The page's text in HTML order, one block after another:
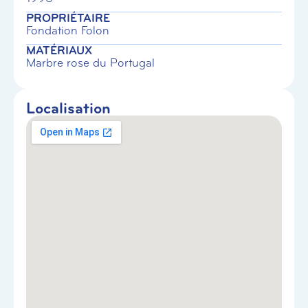
PROPRIÉTAIRE
Fondation Folon
MATÉRIAUX
Marbre rose du Portugal
Localisation